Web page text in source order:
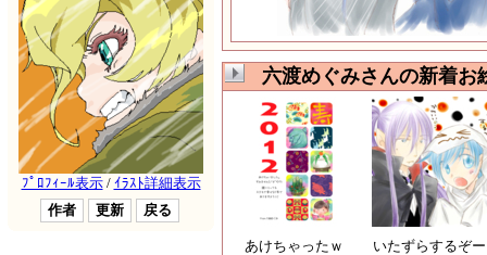
六渡めぐみさんの新着お
あけちゃったｗ いたずらするぞ